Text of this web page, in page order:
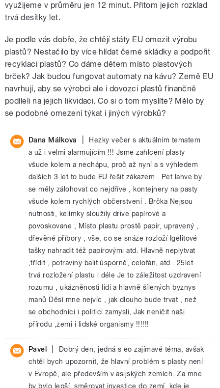
využijeme v průměru jen 12 minut. Přitom jejich rozklad
trvá desítky let.
Je podle vás dobře, že chtějí státy EU omezit výrobu
plastů? Nestačilo by více hlídat černé skládky a podpořit
recyklaci plastů? Co dáme dětem místo plastových
brček? Jak budou fungovat automaty na kávu? Země EU
navrhují, aby se výrobci ale i dovozci plastů finančně
podíleli na jejich likvidaci. Co si o tom myslíte? Mělo by
se podobné omezení týkat i jiných výrobků?
Dana Málkova
Hezky večer s aktuálním tematem
a už i velmi alarmujícím !!! Jsme zahlcení plasty
všude kolem a nechápu, proč až nyní a s výhledem
dalších 3 let to bude EU řešit zákazem . Pet lahve by
se měly zálohovat co nejdříve , kontejnery na pasty
všude kolem rychlých občerstvení . Brčka Nejsou
nutnosti, kelímky sloužily drive papírové a
povoskovane , Místo plastu prostě papír, upravený ,
dřevěné příbory , vše, co se snáze rozloží Igelitové
tašky nahradit též papírovými atd. Hlavně neplytvat
,třídit , potraviny balit úsporně, celofán, atd . 25let
trvá rozložení plastu i déle Je to záležitost uzdravení
rozumu , ukázněnosti lidí a hlavně šílených byznys
manů Děsí mne nejvíc , jak dlouho bude trvat , než
se obchodníci i politici zamysli, Jak neničit naši
přírodu ,zemi i lidské organismy !!!!!!
Pavel
Dobrý den, jedná s eo zajímavé téma, avšak
chtěl bych upozornit, že hlavní problém s plasty není
v Evropě, ale především v asijských zemích. Za mne
by bylo lepší, směrovat investice do zemí, kde je